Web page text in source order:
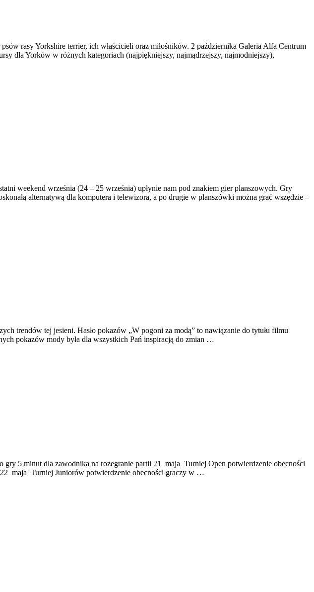
rasy Yorkshire terrier, ich właścicieli oraz miłośników. 2 października Galeria Alfa Centrum
dla Yorków w różnych kategoriach (najpiękniejszy, najmądrzejszy, najmodniejszy),
weekend września (24 – 25 września) upłynie nam pod znakiem gier planszowych. Gry
alternatywą dla komputera i telewizora, a po drugie w planszówki można grać wszędzie –
trendów tej jesieni. Hasło pokazów „W pogoni za modą” to nawiązanie do tytułu filmu
pokazów mody była dla wszystkich Pań inspiracją do zmian …
5 minut dla zawodnika na rozegranie partii 21 maja Turniej Open potwierdzenie obecności
maja Turniej Juniorów potwierdzenie obecności graczy w …